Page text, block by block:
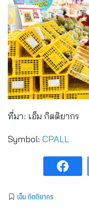
ที่มา: เอ็ม กิตติยากร
Symbol: CPALL
เอ็ม กิตติยากร